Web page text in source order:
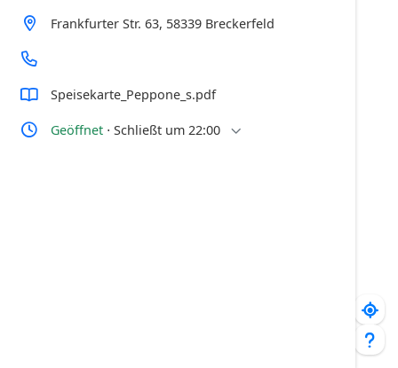
Frankfurter Str. 63, 58339 Breckerfeld
Speisekarte_Peppone_s.pdf
Geöffnet ⋅ Schließt um 22:00